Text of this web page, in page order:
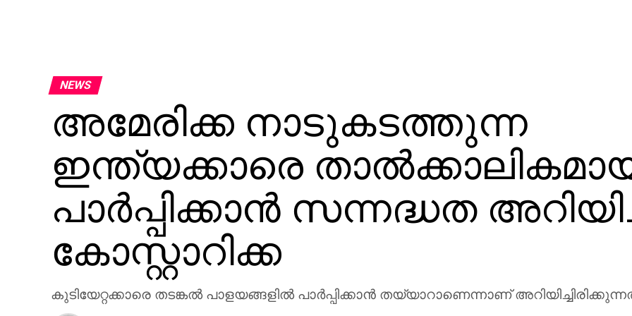
NEWS
അമേരിക്ക നാടുകടത്തുന്ന
ഇന്ത്യക്കാരെ
പാര്‍പ്പിക്കാന്‍ സന്നദ്ധത
കോസ്റ്റാറിക്ക
കുടിയേറ്റക്കാരെ തടങ്കല്‍ പാളയങ്ങളില്‍ പാര്‍പ്പിക്കാന്‍ തയ്യാറാണെന്നാണ്